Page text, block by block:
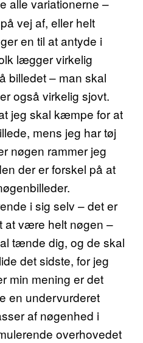
alle variationerne –
vej af, eller helt
en til at antyde i
lægger virkelig
billedet – man skal
også virkelig sjovt.
jeg skal kæmpe for at
mens jeg har tøj
nøgen rammer jeg
der er forskel på at
i sig selv – det er
at være helt nøgen –
tænde dig, og de skal
det sidste, for jeg
min mening er det
en undervurderet
af nøgenhed i
overhovedet